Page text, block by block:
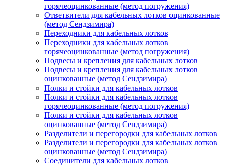
горячеоцинкованные (метод погружения)
Ответвители для кабельных лотков оцинкованные
(метод Сендзимира)
Переходники для кабельных лотков
Переходники для кабельных лотков
горячеоцинкованные (метод погружения)
Подвесы и крепления для кабельных лотков
Подвесы и крепления для кабельных лотков
оцинкованные (метод Сендзимира)
Полки и стойки для кабельных лотков
Полки и стойки для кабельных лотков
горячеоцинкованные (метод погружения)
Полки и стойки для кабельных лотков
оцинкованные (метод Сендзимира)
Разделители и перегородки для кабельных лотков
Разделители и перегородки для кабельных лотков
оцинкованные (метод Сендзимира)
Соединители для кабельных лотков